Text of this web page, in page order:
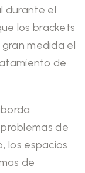
durante el
los brackets
medida el
de
de
los espacios
de